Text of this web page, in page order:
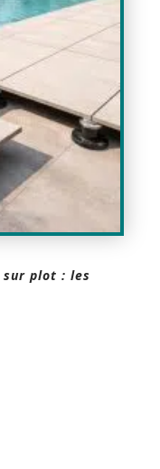
sur plot : les